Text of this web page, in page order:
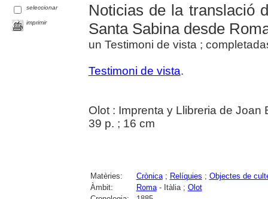
seleccionar
imprimir
Noticias de la translació
Santa Sabina desde
un Testimoni de vista ;
Testimoni de vista.
Olot : Imprenta y Llibreria de Joan
39 p. ; 16 cm
Matèries: Crònica; Relíquies ; Objectes de
Àmbit:
Roma- Itàlia ; Olot